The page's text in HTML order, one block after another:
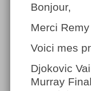
Bonjour,
Merci
Voici mes
Djokovic
Murray